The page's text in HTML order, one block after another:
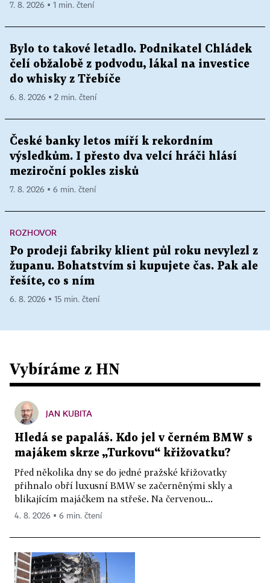
7. 8. 2026 ▪ 1 min. čtení
Bylo to takové letadlo. Podnikatel Chládek
čelí obžalobě z podvodu, lákal na investice
do whisky z Třebíče
6. 8. 2026 ▪ 2 min. čtení
České banky letos míří k rekordním
výsledkům. I přesto dva velcí hráči hlásí
meziroční pokles zisků
7. 8. 2026 ▪ 6 min. čtení
ROZHOVOR
Po prodeji fabriky klient půl roku nevylezl z
županu. Bohatstvím si kupujete čas. Pak ale
řešíte, co s ním
6. 8. 2026 ▪ 15 min. čtení
Vybíráme z HN
JAN KUBITA
Hledá se papaláš. Kdo jel v černém BMW s
majákem skrze „Turkovu“ křižovatku?
Před několika dny se do jedné pražské křižovatky
přihnalo obří luxusní BMW se začerněnými skly a
blikajícím majáčkem na střeše. Na červenou...
4. 8. 2026 ▪ 6 min. čtení